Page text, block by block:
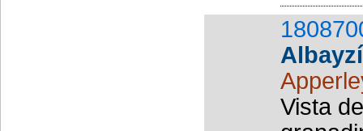
Vista